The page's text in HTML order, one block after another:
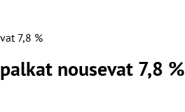
7,8 %
nousevat 7,8 %